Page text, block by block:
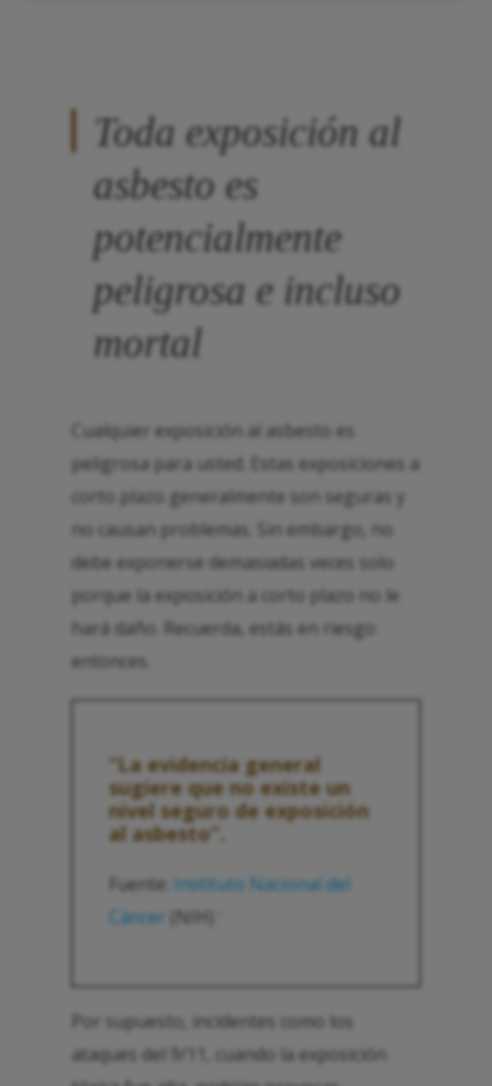
Toda exposición al
asbesto es
potencialmente
peligrosa e incluso
mortal
Cualquier exposición al asbesto es
peligrosa para usted. Estas exposiciones a
corto plazo generalmente son seguras y
no causan problemas. Sin embargo, no
debe exponerse demasiadas veces solo
porque la exposición a corto plazo no le
hará daño. Recuerda, estás en riesgo
entonces.
“La evidencia general
sugiere que no existe un
nivel seguro de exposición
al asbesto”.
Fuente: Instituto Nacional del
Cáncer (NIH)
Por supuesto, incidentes como los
ataques del 9/11, cuando la exposición